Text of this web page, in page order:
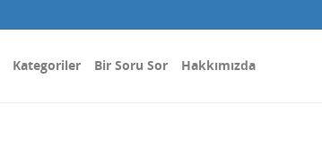
Kategoriler Bir Soru Sor Hakkımızda